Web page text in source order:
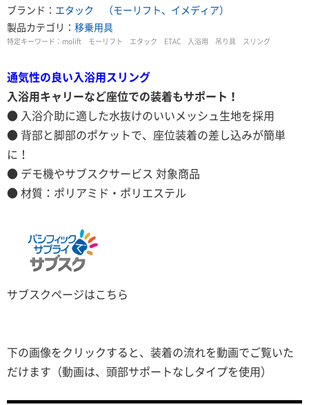
ブランド： エタック （モーリフト、イメディア）
製品カテゴリ： 移乗用具
特定キーワード： molift モーリフト エタック ETAC 入浴用 吊り具 スリング
通気性の良い入浴用スリング
入浴用キャリーなど座位での装着もサポート！
● 入浴介助に適した水抜けのいいメッシュ生地を採用
● 背部と脚部のポケットで、座位装着の差し込みが簡単
に！
● デモ機やサブスクサービス 対象商品
● 材質：ポリアミド・ポリエステル
サブスクページはこちら
下の画像をクリックすると、装着の流れを動画でご覧いた
だけます（動画は、頭部サポートなしタイプを使用）